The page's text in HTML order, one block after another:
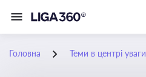
Головна Теми в центрі уваги